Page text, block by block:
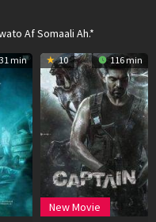
Af Somaali Ah.*
min 10 116 min
New Movie